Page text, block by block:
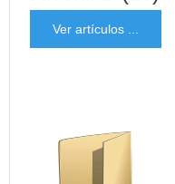
Ver artículos ...